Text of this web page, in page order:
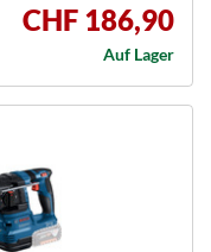
CHF 186,90
Auf Lager